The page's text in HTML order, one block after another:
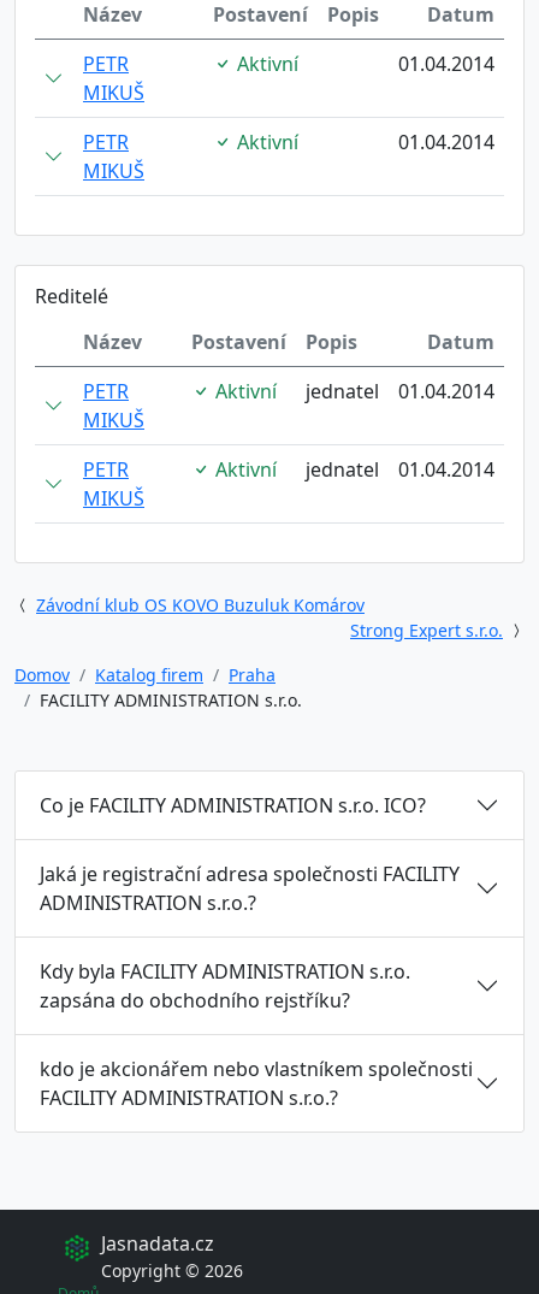
Název
Postavení Popis
Datum
PETR
MIKUŠ
Aktivní 01.04.2014
PETR
MIKUŠ
Aktivní 01.04.2014
Reditelé
Název
Postavení Popis
Datum
PETR
MIKUŠ
Aktivní jednatel 01.04.2014
PETR
MIKUŠ
Aktivní jednatel 01.04.2014
Závodní klub OS KOVO Buzuluk Komárov
Strong Expert s.r.o.
Domov
Katalog firem
Praha
FACILITY ADMINISTRATION s.r.o.
Co je FACILITY ADMINISTRATION s.r.o. ICO?
Jaká je registrační adresa společnosti FACILITY
ADMINISTRATION s.r.o.?
Kdy byla FACILITY ADMINISTRATION s.r.o.
zapsána do obchodního rejstříku?
kdo je akcionářem nebo vlastníkem společnosti
FACILITY ADMINISTRATION s.r.o.?
Jasnadata.cz
Copyright © 2026